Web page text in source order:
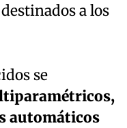
destinados a los
se
automáticos